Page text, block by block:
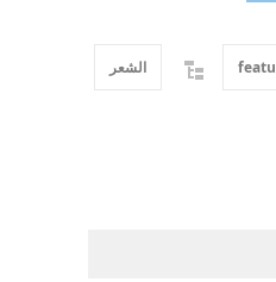
الشعر